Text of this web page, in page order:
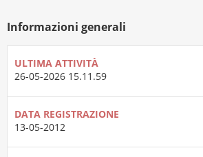
Informazioni generali
ULTIMA ATTIVITÀ
26-05-2026 15.11.59
DATA REGISTRAZIONE
13-05-2012